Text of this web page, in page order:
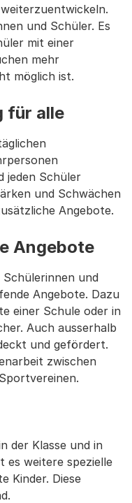
und Schüler. Es
mit einer
mehr
möglich ist.
für alle
jeden Schüler
und Schwächen
Angebote.
Angebote
und
Angebote. Dazu
einer Schule oder in
Auch ausserhalb
und gefördert.
zwischen
der Klasse und in
es weitere spezielle
Kinder. Diese